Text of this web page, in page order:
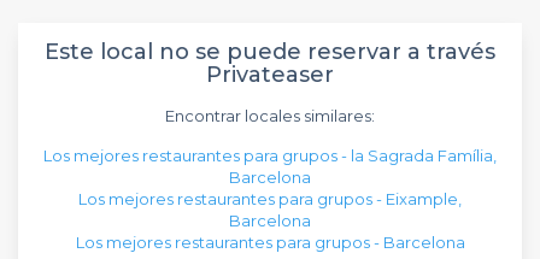
Este local no se puede reservar a través
Privateaser
Encontrar locales similares:
Los mejores restaurantes para grupos - la Sagrada Família,
Barcelona
Los mejores restaurantes para grupos - Eixample,
Barcelona
Los mejores restaurantes para grupos - Barcelona